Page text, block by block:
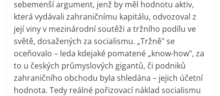
sebemenší argument, jenž by měl hodnotu aktiv,
která vydávali zahraničnímu kapitálu, odvozoval z
její viny v mezinárodní soutěži a tržního podílu ve
světě, dosažených za socialismu. „Tržně" se
oceňovalo – leda kdejaké pomatené „know-how", za
to u českých průmyslových gigantů, či podniků
zahraničního obchodu byla shledána – jejich účetní
hodnota. Tedy reálné pořizovací náklad socialismu